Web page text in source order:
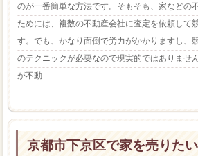
のが一番簡単な方法です。そもそも、家などの
ためには、複数の不動産会社に査定を依頼して
す。でも、かなり面倒で労力がかかりますし、
のテクニックが必要なので現実的ではありませ
が不動...
京都市下京区で家を売りた